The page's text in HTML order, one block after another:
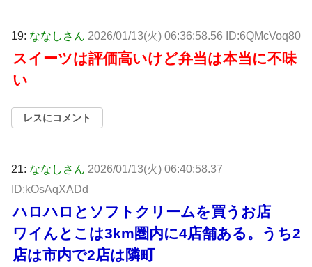
19: ななしさん 2026/01/13(火) 06:36:58.56 ID:6QMcVoq80
スイーツは評価高いけど弁当は本当に不味
い
レスにコメント
21: ななしさん 2026/01/13(火) 06:40:58.37
ID:kOsAqXADd
ハロハロとソフトクリームを買うお店
ワイんとこは3km圏内に4店舗ある。うち2
店は市内で2店は隣町